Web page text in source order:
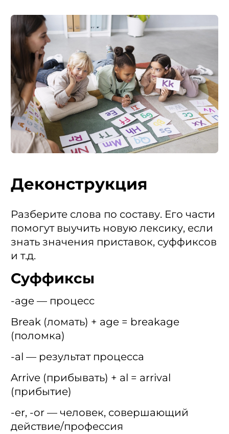
Деконструкция
Разберите слова по составу. Его части
помогут выучить новую лексику, если
знать значения приставок, суффиксов
и т.д.
Суффиксы
-age — процесс
Break (ломать) + age = breakage
(поломка)
-al — результат процесса
Arrive (прибывать) + al = arrival
(прибытие)
-er, -or — человек, совершающий
действие/профессия